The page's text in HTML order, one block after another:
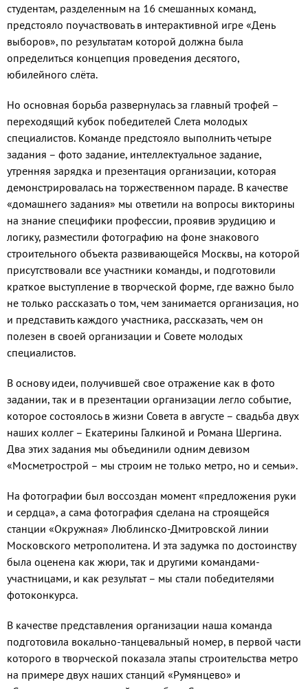
студентам, разделенным на 16 смешанных команд,
предстояло поучаствовать в интерактивной игре «День
выборов», по результатам которой должна была
определиться концепция проведения десятого,
юбилейного слёта.
Но основная борьба развернулась за главный трофей –
переходящий кубок победителей Слета молодых
специалистов. Команде предстояло выполнить четыре
задания – фото задание, интеллектуальное задание,
утренняя зарядка и презентация организации, которая
демонстрировалась на торжественном параде. В качестве
«домашнего задания» мы ответили на вопросы викторины
на знание специфики профессии, проявив эрудицию и
логику, разместили фотографию на фоне знакового
строительного объекта развивающейся Москвы, на которой
присутствовали все участники команды, и подготовили
краткое выступление в творческой форме, где важно было
не только рассказать о том, чем занимается организация, но
и представить каждого участника, рассказать, чем он
полезен в своей организации и Совете молодых
специалистов.
В основу идеи, получившей свое отражение как в фото
задании, так и в презентации организации легло событие,
которое состоялось в жизни Совета в августе – свадьба двух
наших коллег – Екатерины Галкиной и Романа Шергина.
Два этих задания мы объединили одним девизом
«Мосметрострой – мы строим не только метро, но и семьи».
На фотографии был воссоздан момент «предложения руки
и сердца», а сама фотография сделана на строящейся
станции «Окружная» Люблинско-Дмитровской линии
Московского метрополитена. И эта задумка по достоинству
была оценена как жюри, так и другими командами-
участницами, и как результат – мы стали победителями
фотоконкурса.
В качестве представления организации наша команда
подготовила вокально-танцевальный номер, в первой части
которого в творческой показала этапы строительства метро
на примере двух наших станций «Румянцево» и